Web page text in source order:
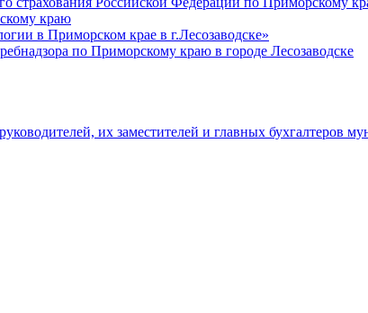
краю
в Приморском крае в г.Лесозаводске»
по Приморскому краю в городе Лесозаводске
их заместителей и главных